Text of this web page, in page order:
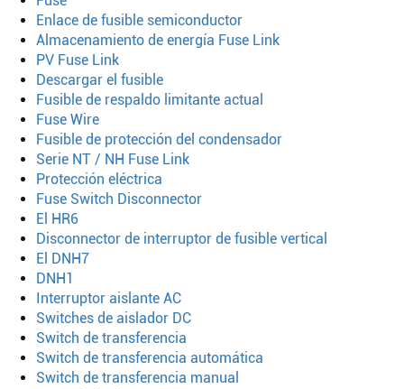
Enlace de fusible semiconductor
Almacenamiento de energía Fuse Link
PV Fuse Link
Descargar el fusible
Fusible de respaldo limitante actual
Fuse Wire
Fusible de protección del condensador
Serie NT / NH Fuse Link
Protección eléctrica
Fuse Switch Disconnector
El HR6
Disconnector de interruptor de fusible vertical
El DNH7
DNH1
Interruptor aislante AC
Switches de aislador DC
Switch de transferencia
Switch de transferencia automática
Switch de transferencia manual